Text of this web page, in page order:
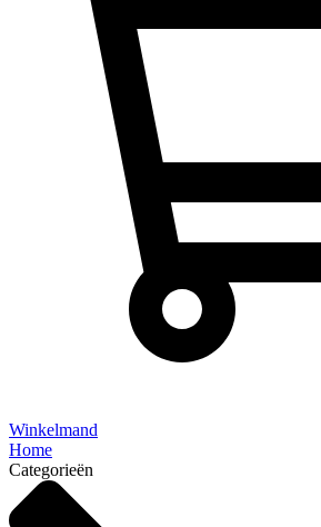
Winkelmand
Home
Categorieën